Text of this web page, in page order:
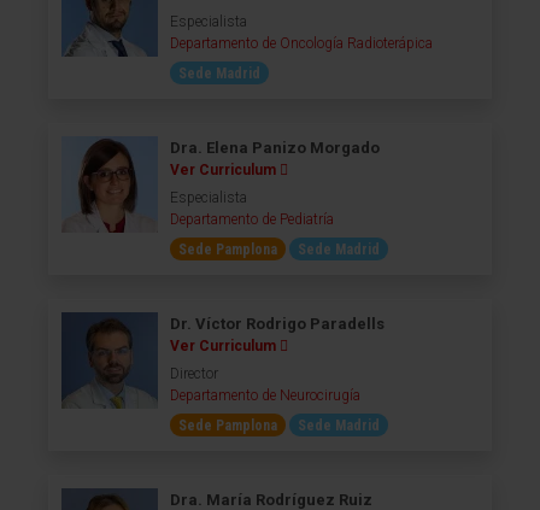
Especialista
Departamento de Oncología Radioterápica
Sede Madrid
Dra. Elena Panizo Morgado
Ver Curriculum
Especialista
Departamento de Pediatría
Sede Pamplona
Sede Madrid
Dr. Víctor Rodrigo Paradells
Ver Curriculum
Director
Departamento de Neurocirugía
Sede Pamplona
Sede Madrid
Dra. María Rodríguez Ruiz